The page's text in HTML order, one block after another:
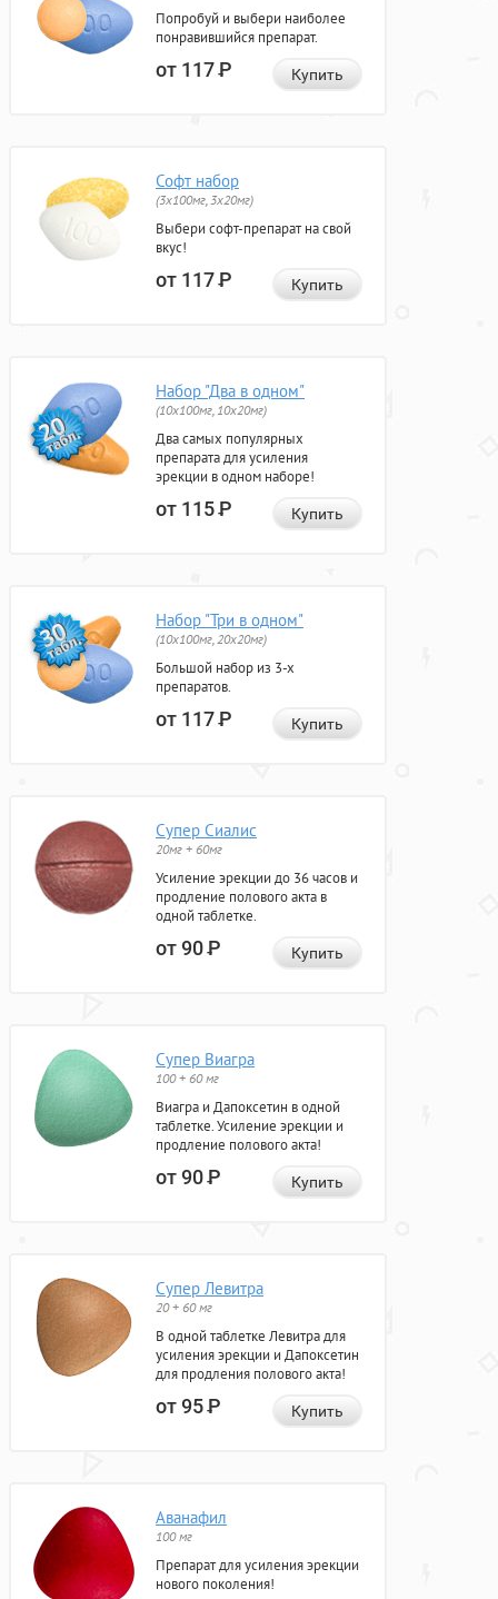
Попробуй и выбери наиболее
понравившийся препарат.
от 117Р Купить
Софт набор
(3x100мг, 3x20мг)
Выбери софт-препарат на свой
вкус!
от 117Р Купить
Набор "Два в одном"
(10x100мг, 10x20мг)
Два самых популярных
препарата для усиления
эрекции в одном наборе!
от 115Р Купить
Набор "Три в одном"
(10x100мг, 20x20мг)
Большой набор из 3-х
препаратов.
от 117Р Купить
Супер Сиалис
20мг + 60мг
Усиление эрекции до 36 часов и
продление полового акта в
одной таблетке.
от 90Р Купить
Супер Виагра
100 + 60 мг
Виагра и Дапоксетин в одной
таблетке. Усиление эрекции и
продление полового акта!
от 90Р Купить
Супер Левитра
20 + 60 мг
В одной таблетке Левитра для
усиления эрекции и Дапоксетин
для продления полового акта!
от 95Р Купить
Аванафил
100 мг
Препарат для усиления эрекции
нового поколения!